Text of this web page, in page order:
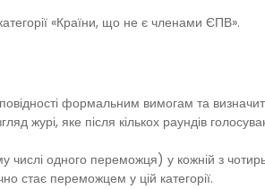
«Країни, що не є членами ЄПВ».
формальним вимогам та
журі, яке після кількох раундів
числі одного переможця) у кожній з
стає переможцем у цій категорії.